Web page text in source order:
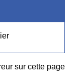
sur cette page